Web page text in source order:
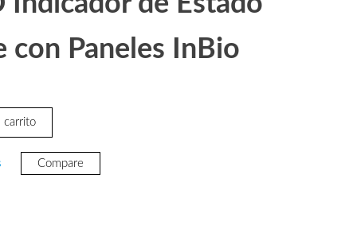
con Paneles InBio
carrito
Compare